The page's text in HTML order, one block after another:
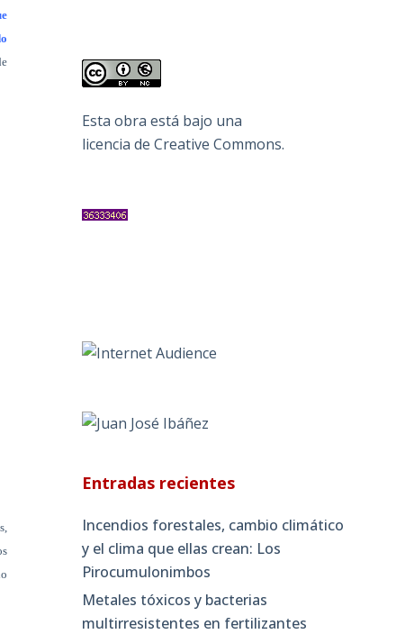
Esta obra está bajo una
licencia de Creative Commons.
Entradas recientes
Incendios forestales, cambio climático
y el clima que ellas crean: Los
Pirocumulonimbos
Metales tóxicos y bacterias
multirresistentes en fertilizantes